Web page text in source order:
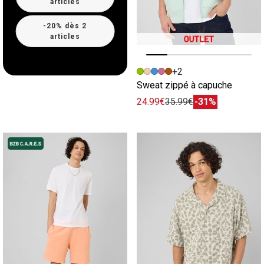
-20% dès 2
articles
Image précédente
Image suivante
+2
Sweat zippé à capuche
24.99€35.99€-31%